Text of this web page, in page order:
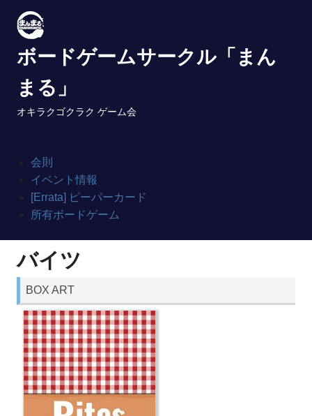
content
ボードゲームサークル「まん
まる」
オキラクゴクラク ゲーム会
会則
イベント情報
[Errata] ピーパーカード
所有ボードゲーム
バイツ
BOX ART